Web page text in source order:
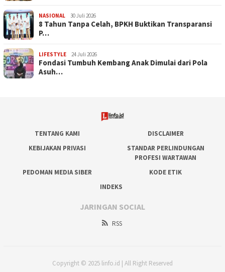
NASIONAL 30 Juli 2026
​8 Tahun Tanpa Celah, BPKH Buktikan Transparansi
P…
LIFESTYLE 24 Juli 2026
Fondasi Tumbuh Kembang Anak Dimulai dari Pola
Asuh…
TENTANG KAMI
DISCLAIMER
KEBIJAKAN PRIVASI
STANDAR PERLINDUNGAN
PROFESI WARTAWAN
PEDOMAN MEDIA SIBER
KODE ETIK
INDEKS
JARINGAN SOCIAL
RSS
Copyright © 2025 linfo.id | All Right Reserved